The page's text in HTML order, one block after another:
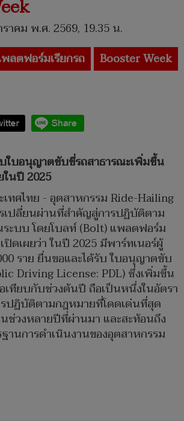
าคม พ.ศ. 2569, 19.35 น.
ลตฟอร์มเรียกรถ
Booster Week
ใบอนุญาตขับขี่รถสาธารณะเพิ่มขึ้น
ในปี 2025
เทศไทย - อุตสาหกรรม Ride-Hailing
เปลี่ยนผ่านที่สำคัญสู่การปฏิบัติตาม
ะบบ โดยโบลท์ (Bolt) แพลตฟอร์ม
ปิดเผยว่า ในปี 2025 มีพาร์ทเนอร์ผู้
ราย ยื่นขอและได้รับ ใบอนุญาตขับ
Driving License: PDL) ซึ่งเพิ่มขึ้น
อเทียบกับช่วงต้นปี ถือเป็นหนึ่งในอัตรา
ปฏิบัติตามกฎหมายที่โดดเด่นที่สุด
ช่วงหลายปีที่ผ่านมา และสะท้อนถึง
านการดำเนินงานของอุตสาหกรรม